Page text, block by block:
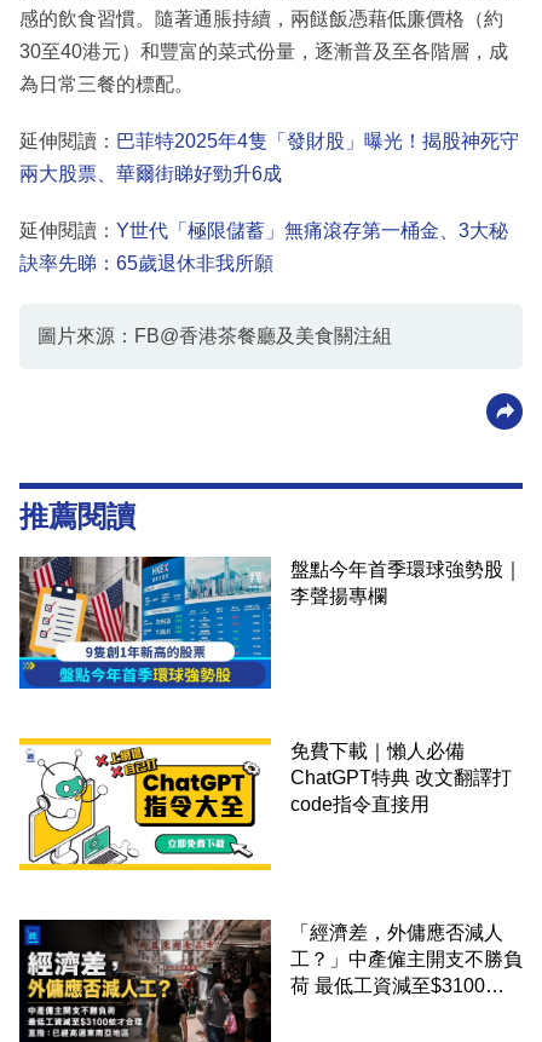
感的飲食習慣。隨著通脹持續，兩餸飯憑藉低廉價格（約
30至40港元）和豐富的菜式份量，逐漸普及至各階層，成
為日常三餐的標配。
延伸閱讀： 巴菲特2025年4隻「發財股」曝光！揭股神死守
兩大股票、華爾街睇好勁升6成
延伸閱讀： Y世代「極限儲蓄」無痛滾存第一桶金、3大秘
訣率先睇：65歲退休非我所願
圖片來源：FB@香港茶餐廳及美食關注組
推薦閱讀
盤點今年首季環球強勢股｜
李聲揚專欄
免費下載｜懶人必備
ChatGPT特典 改文翻譯打
code指令直接用
「經濟差，外傭應否減人
工？」中產僱主開支不勝負
荷 最低工資減至$3100蚊